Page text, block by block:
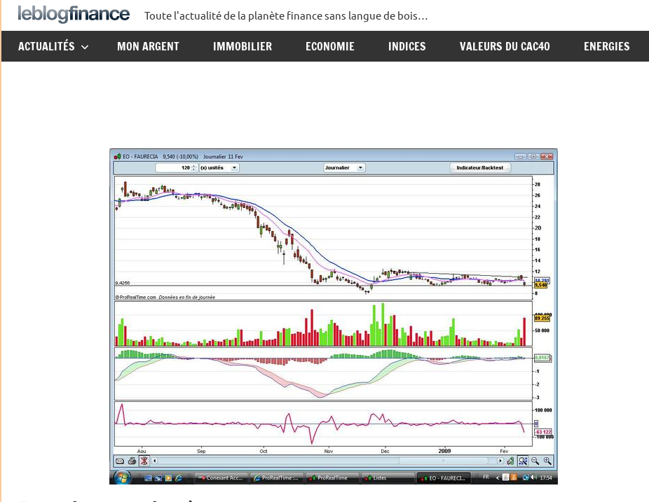
Aller
au
contenu
Le
Blog
Toute l'actualité de la planète finance sans langue de bois…
ACTUALITÉS MON ARGENT IMMOBILIER ECONOMIE INDICES VALEURS DU CAC40 ENERGIES